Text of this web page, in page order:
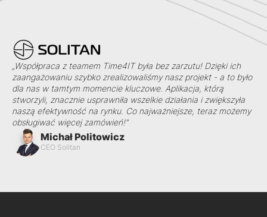
„Współpraca z teamem Time4IT była bez zarzutu! Dzięki ich
zaangażowaniu szybko zrealizowaliśmy nasz projekt - a to było
dla nas w tamtym momencie kluczowe. Aplikacja, którą
stworzyli, znacznie usprawniła wszelkie działania i zwiększyła
naszą efektywność na rynku. Co najważniejsze, teraz możemy
obsługiwać więcej zamówień!”
Michał Politowicz
CEO Solitan